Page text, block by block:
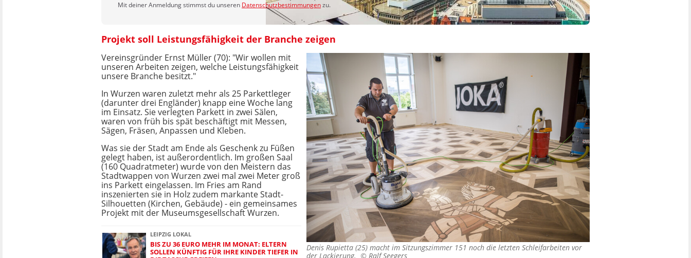
Mit deiner Anmeldung stimmst du unseren Datenschutzbestimmungenzu.
Projekt soll Leistungsfähigkeit der Branche zeigen
Denis Rupietta (25) macht im Sitzungszimmer 151 noch die letzten Schleifarbeiten vor
der Lackierung. © Ralf Seegers
Vereinsgründer Ernst Müller (70): "Wir wollen mit
unseren Arbeiten zeigen, welche Leistungsfähigkeit
unsere Branche besitzt."
In Wurzen waren zuletzt mehr als 25 Parkettleger
(darunter drei Engländer) knapp eine Woche lang
im Einsatz. Sie verlegten Parkett in zwei Sälen,
waren von früh bis spät beschäftigt mit Messen,
Sägen, Fräsen, Anpassen und Kleben.
Was sie der Stadt am Ende als Geschenk zu Füßen
gelegt haben, ist außerordentlich. Im großen Saal
(160 Quadratmeter) wurde von den Meistern das
Stadtwappen von Wurzen zwei mal zwei Meter groß
ins Parkett eingelassen. Im Fries am Rand
inszenierten sie in Holz zudem markante Stadt-
Silhouetten (Kirchen, Gebäude) - ein gemeinsames
Projekt mit der Museumsgesellschaft Wurzen.
LEIPZIG LOKAL
BIS ZU 36 EURO MEHR IM MONAT: ELTERN
SOLLEN KÜNFTIG FÜR IHRE KINDER TIEFER IN